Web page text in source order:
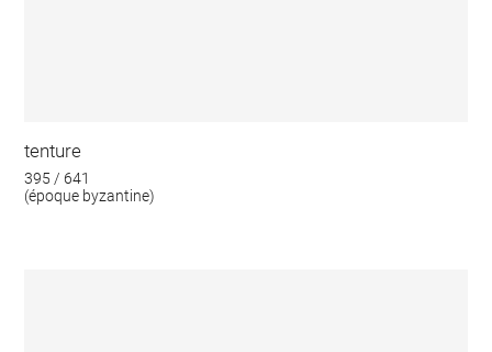
tenture
395 / 641
(époque byzantine)